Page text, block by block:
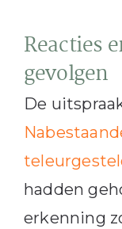
Reacties
gevolgen
De
hadden
erkenning